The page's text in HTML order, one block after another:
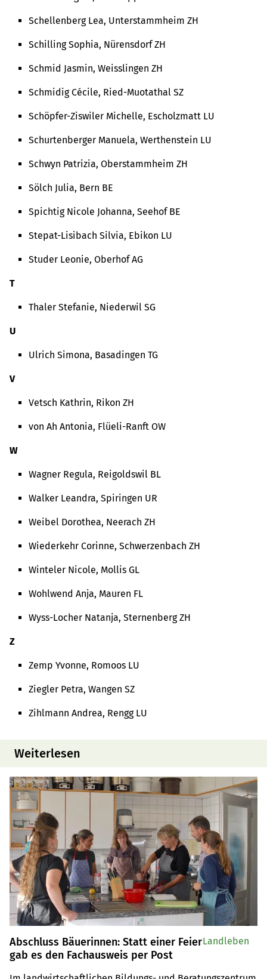
Schellenberg Lea, Unterstammheim ZH
Schilling Sophia, Nürensdorf ZH
Schmid Jasmin, Weisslingen ZH
Schmidig Cécile, Ried-Muotathal SZ
Schöpfer-Ziswiler Michelle, Escholzmatt LU
Schurtenberger Manuela, Werthenstein LU
Schwyn Patrizia, Oberstammheim ZH
Sölch Julia, Bern BE
Spichtig Nicole Johanna, Seehof BE
Stepat-Lisibach Silvia, Ebikon LU
Studer Leonie, Oberhof AG
T
Thaler Stefanie, Niederwil SG
U
Ulrich Simona, Basadingen TG
V
Vetsch Kathrin, Rikon ZH
von Ah Antonia, Flüeli-Ranft OW
W
Wagner Regula, Reigoldswil BL
Walker Leandra, Spiringen UR
Weibel Dorothea, Neerach ZH
Wiederkehr Corinne, Schwerzenbach ZH
Winteler Nicole, Mollis GL
Wohlwend Anja, Mauren FL
Wyss-Locher Natanja, Sternenberg ZH
Z
Zemp Yvonne, Romoos LU
Ziegler Petra, Wangen SZ
Zihlmann Andrea, Rengg LU
Weiterlesen
Abschluss Bäuerinnen: Statt einer Feier
gab es den Fachausweis per Post
Landleben